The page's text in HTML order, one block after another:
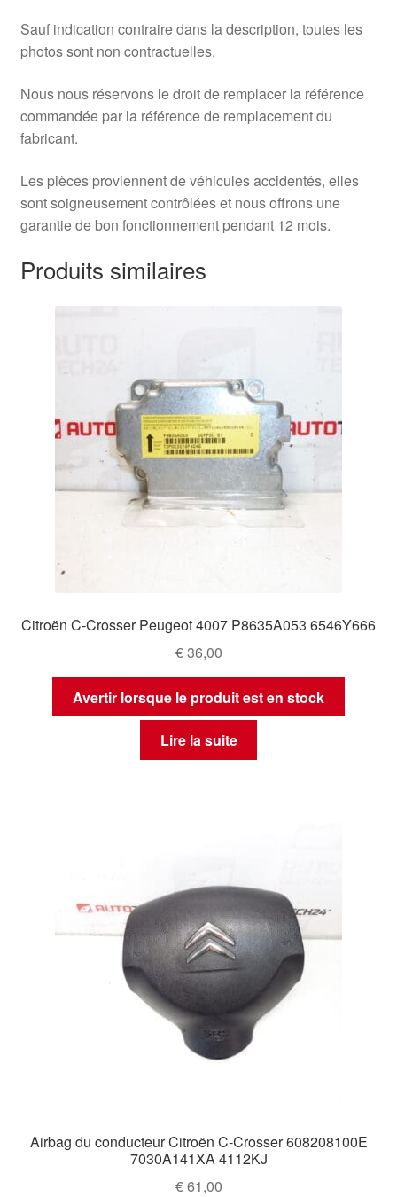
Sauf indication contraire dans la description, toutes les
photos sont non contractuelles.
Nous nous réservons le droit de remplacer la référence
commandée par la référence de remplacement du
fabricant.
Les pièces proviennent de véhicules accidentés, elles
sont soigneusement contrôlées et nous offrons une
garantie de bon fonctionnement pendant 12 mois.
Produits similaires
Citroën C-Crosser Peugeot 4007 P8635A053 6546Y666
€36,00
Avertir lorsque le produit est en stock
Lire la suite
Airbag du conducteur Citroën C-Crosser 608208100E
7030A141XA 4112KJ
€61,00